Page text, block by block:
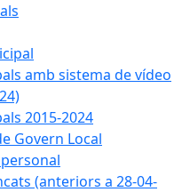
amb sistema de vídeo
2015-2024
Govern Local
(anteriors a 28-04-